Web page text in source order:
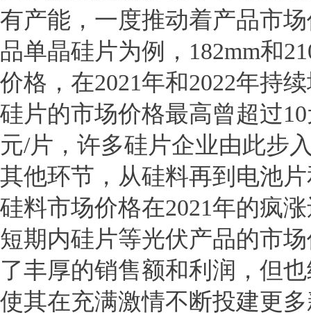
有产能，一度推动着产品市
品单晶硅片为例，182mm和
价格，在2021年和2022年持
硅片的市场价格最高曾超过
元/片，许多硅片企业由此步
其他环节，从硅料再到电池
硅料市场价格在2021年的疯
短期内硅片等光伏产品的市
了丰厚的销售额和利润，但
使其在充满激情不断投建更